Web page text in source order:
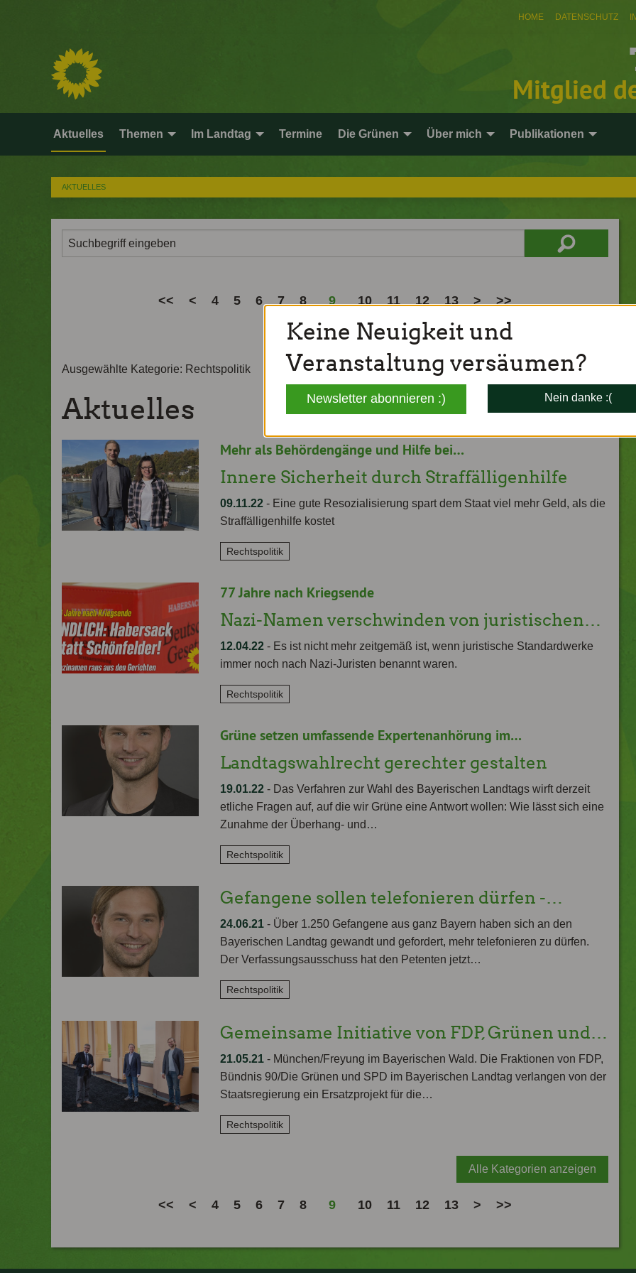
HOME DATENSCHUTZ
Mitglied
Aktuelles Themen Im Landtag Termine Die Grünen Über mich Publikationen
AKTUELLES
<< < 4 5 6 7 8 9 10 11 12 13 > >>
Alle Kategorien anzeigen
Ausgewählte Kategorie: Rechtspolitik
Aktuelles
Mehr als Behördengänge und Hilfe bei…
Innere Sicherheit durch Straffälligenhilfe
09.11.22- Eine gute Resozialisierung spart dem Staat viel mehr Geld, als die
Straffälligenhilfe kostet
Rechtspolitik
77 Jahre nach Kriegsende
Nazi-Namen verschwinden von juristischen…
12.04.22- Es ist nicht mehr zeitgemäß ist, wenn juristische Standardwerke
immer noch nach Nazi-Juristen benannt waren.
Rechtspolitik
Grüne setzen umfassende Expertenanhörung im…
Landtagswahlrecht gerechter gestalten
19.01.22- Das Verfahren zur Wahl des Bayerischen Landtags wirft derzeit
etliche Fragen auf, auf die wir Grüne eine Antwort wollen: Wie lässt sich eine
Zunahme der Überhang- und…
Rechtspolitik
Gefangene sollen telefonieren dürfen -…
24.06.21- Über 1.250 Gefangene aus ganz Bayern haben sich an den
Bayerischen Landtag gewandt und gefordert, mehr telefonieren zu dürfen.
Der Verfassungsausschuss hat den Petenten jetzt…
Rechtspolitik
Gemeinsame Initiative von FDP, Grünen und…
21.05.21- München/Freyung im Bayerischen Wald. Die Fraktionen von FDP,
Bündnis 90/Die Grünen und SPD im Bayerischen Landtag verlangen von der
Staatsregierung ein Ersatzprojekt für die…
Rechtspolitik
Alle Kategorien anzeigen
<< < 4 5 6 7 8 9 10 11 12 13 > >>
Keine Neuigkeit und
Veranstaltung versäumen?
Newsletter abonnieren :) Nein danke :(